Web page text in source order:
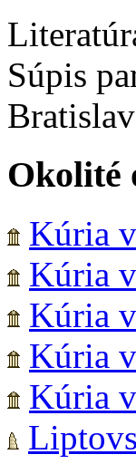
Súpis
Okolité
Kúria
Kúria
Kúria
Kúria
Kúria